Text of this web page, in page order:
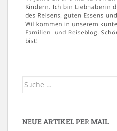
Suche
NEUE ARTIKEL PER MAIL